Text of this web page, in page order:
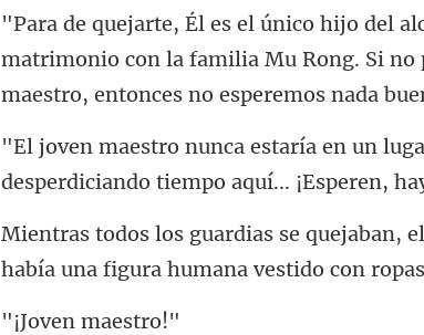
matrimonio con la familia Mu Rong. Si no
desperdiciando tiem
había una figura huma
en ma